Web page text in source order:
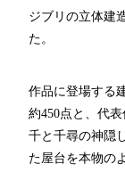
ジブリの立体建
た。
作品に登場する
約450点と、代
千と千尋の神隠
た屋台を本物の